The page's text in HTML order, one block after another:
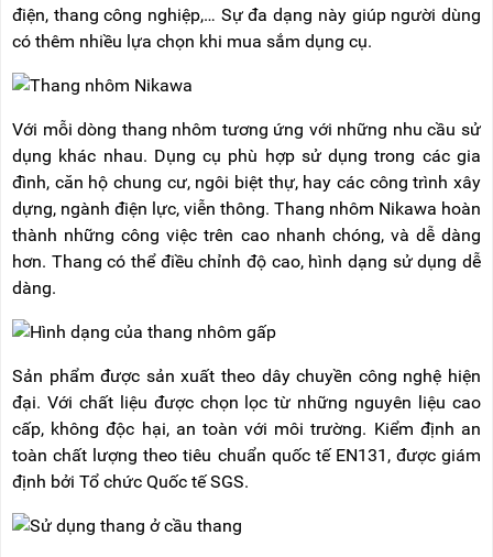
điện, thang công nghiệp,… Sự đa dạng này giúp người dùng
có thêm nhiều lựa chọn khi mua sắm dụng cụ.
Với mỗi dòng thang nhôm tương ứng với những nhu cầu sử
dụng khác nhau. Dụng cụ phù hợp sử dụng trong các gia
đình, căn hộ chung cư, ngôi biệt thự, hay các công trình xây
dựng, ngành điện lực, viễn thông. Thang nhôm Nikawa hoàn
thành những công việc trên cao nhanh chóng, và dễ dàng
hơn. Thang có thể điều chỉnh độ cao, hình dạng sử dụng dễ
dàng.
Sản phẩm được sản xuất theo dây chuyền công nghệ hiện
đại. Với chất liệu được chọn lọc từ những nguyên liệu cao
cấp, không độc hại, an toàn với môi trường. Kiểm định an
toàn chất lượng theo tiêu chuẩn quốc tế EN131, được giám
định bởi Tổ chức Quốc tế SGS.